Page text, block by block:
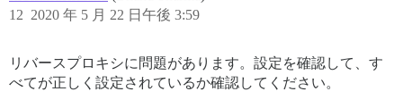
2020 年 5 月 22 日午後 3:59
12
リバースプロキシに問題があります。設定を確認して、す
べてが正しく設定されているか確認してください。